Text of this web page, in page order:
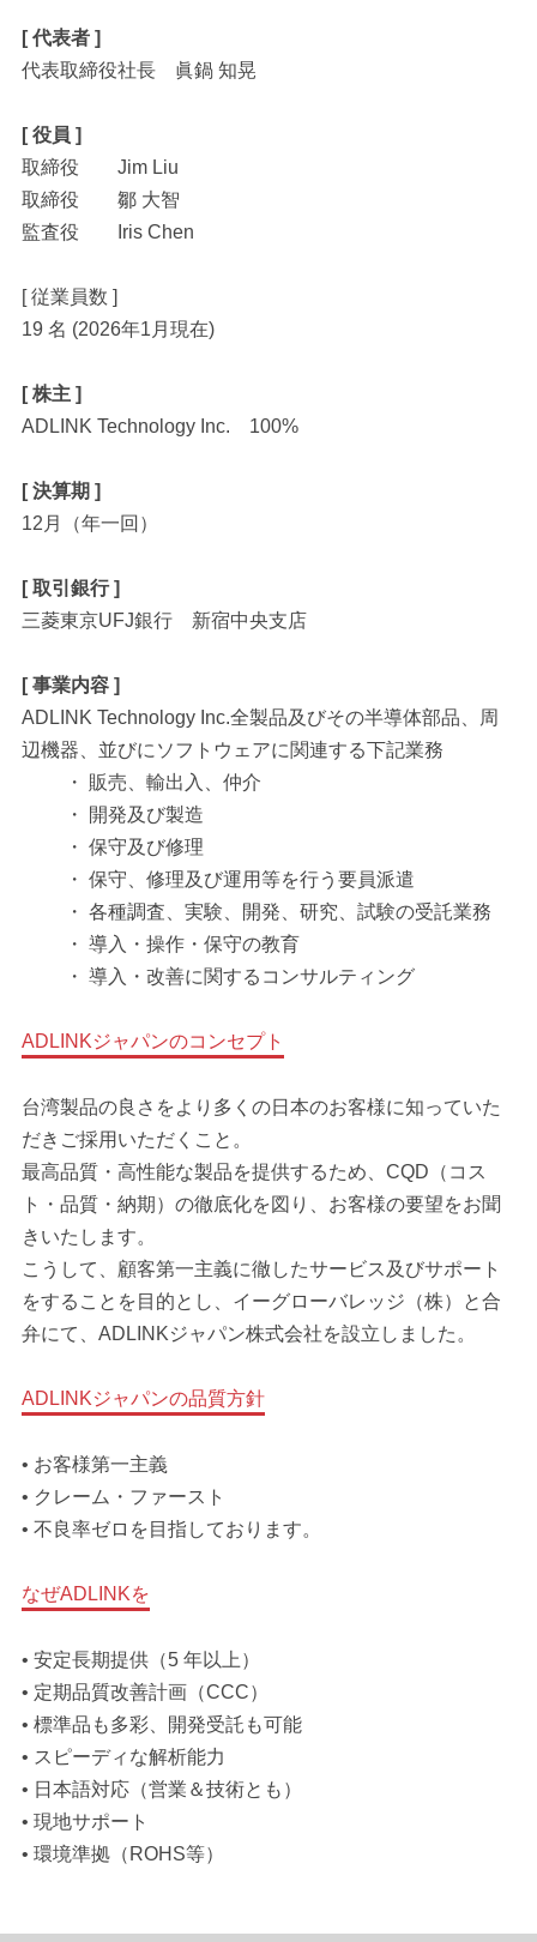
[ 代表者 ]
代表取締役社長 眞鍋 知晃
[ 役員 ]
取締役 Jim Liu
取締役 鄒 大智
監査役 Iris Chen
[ 従業員数 ]
19 名 (2026年1月現在)
[ 株主 ]
ADLINK Technology Inc. 100%
[ 決算期 ]
12月（年一回）
[ 取引銀行 ]
三菱東京UFJ銀行 新宿中央支店
[ 事業内容 ]
ADLINK Technology Inc.全製品及びその半導体部品、周
辺機器、並びにソフトウェアに関連する下記業務
・ 販売、輸出入、仲介
・ 開発及び製造
・ 保守及び修理
・ 保守、修理及び運用等を行う要員派遣
・ 各種調査、実験、開発、研究、試験の受託業務
・ 導入・操作・保守の教育
・ 導入・改善に関するコンサルティング
ADLINKジャパンのコンセプト
台湾製品の良さをより多くの日本のお客様に知っていた
だきご採用いただくこと。
最高品質・高性能な製品を提供するため、CQD（コス
ト・品質・納期）の徹底化を図り、お客様の要望をお聞
きいたします。
こうして、顧客第一主義に徹したサービス及びサポート
をすることを目的とし、イーグローバレッジ（株）と合
弁にて、ADLINKジャパン株式会社を設立しました。
ADLINKジャパンの品質方針
• お客様第一主義
• クレーム・ファースト
• 不良率ゼロを目指しております。
なぜADLINKを
• 安定長期提供（5 年以上）
• 定期品質改善計画（CCC）
• 標準品も多彩、開発受託も可能
• スピーディな解析能力
• 日本語対応（営業＆技術とも）
• 現地サポート
• 環境準拠（ROHS等）